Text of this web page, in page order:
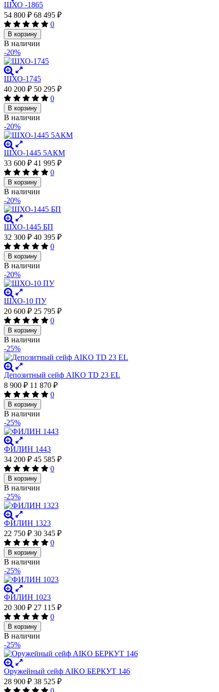
ШХО -1865
54 800 ₽ 68 495 ₽
0
В корзину
В наличии
-20%
ШХО-1745
40 200 ₽ 50 295 ₽
0
В корзину
В наличии
-20%
ШХО-1445 5АКМ
33 600 ₽ 41 995 ₽
0
В корзину
В наличии
-20%
ШХО-1445 БП
32 300 ₽ 40 395 ₽
0
В корзину
В наличии
-20%
ШХО-10 ПУ
20 600 ₽ 25 795 ₽
0
В корзину
В наличии
-25%
Депозитный сейф AIKO TD 23 EL
8 900 ₽ 11 870 ₽
0
В корзину
В наличии
-25%
ФИЛИН 1443
34 200 ₽ 45 585 ₽
0
В корзину
В наличии
-25%
ФИЛИН 1323
22 750 ₽ 30 345 ₽
0
В корзину
В наличии
-25%
ФИЛИН 1023
20 300 ₽ 27 115 ₽
0
В корзину
В наличии
-25%
Оружейный сейф AIKO БЕРКУТ 146
28 900 ₽ 38 525 ₽